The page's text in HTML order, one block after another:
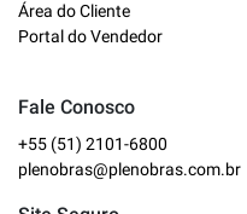
Área do Cliente
Portal do Vendedor
Fale Conosco
+55 (51) 2101-6800
plenobras@plenobras.com.br
Bem vindo a Plenobras!
encontra toda a linha de
O que você deseja?
Dúvidas técnicas